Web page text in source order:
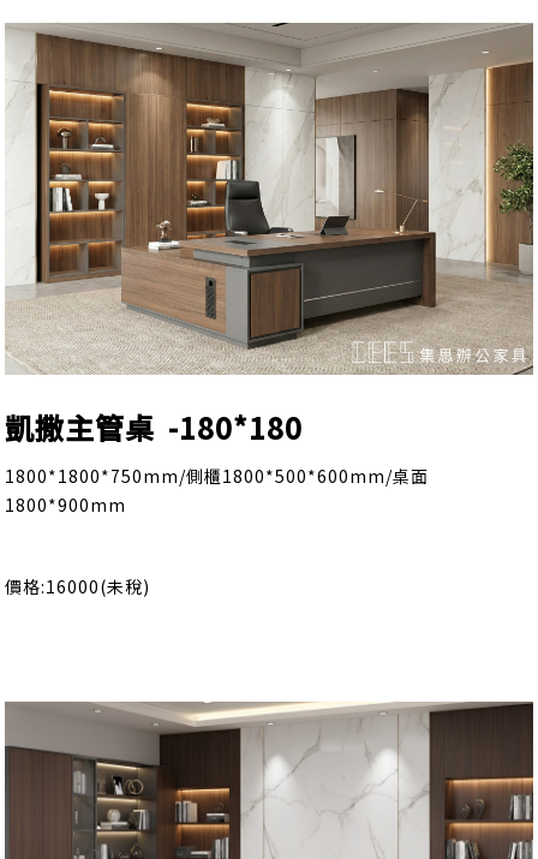
凱撒主管桌 -180*180
1800*1800*750mm/側櫃1800*500*600mm/桌面
1800*900mm
價格:16000(未稅)